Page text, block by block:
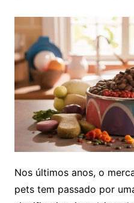
Nos últimos anos, o
pets tem passado por